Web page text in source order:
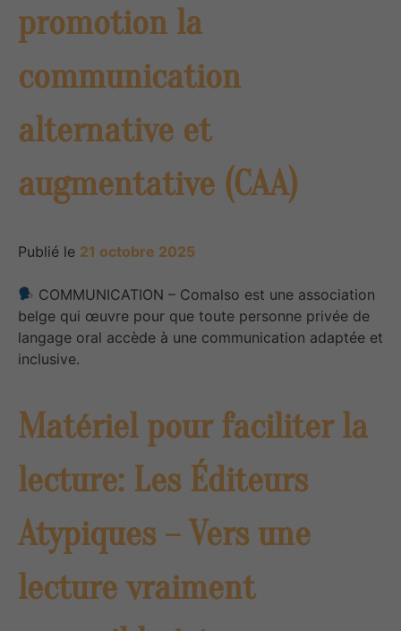
promotion la
communication
alternative et
augmentative (CAA)
Publié le 21 octobre 2025
COMMUNICATION – Comalso est une association
belge qui œuvre pour que toute personne privée de
langage oral accède à une communication adaptée et
inclusive.
Matériel pour faciliter la
lecture: Les Éditeurs
Atypiques – Vers une
lecture vraiment